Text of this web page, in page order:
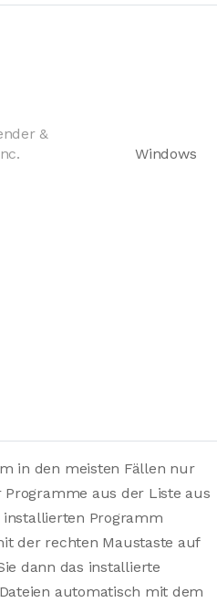
&
Windows
in den meisten Fällen nur
aus der Liste aus
installierten Programm
der rechten Maustaste auf
dann das installierte
automatisch mit dem